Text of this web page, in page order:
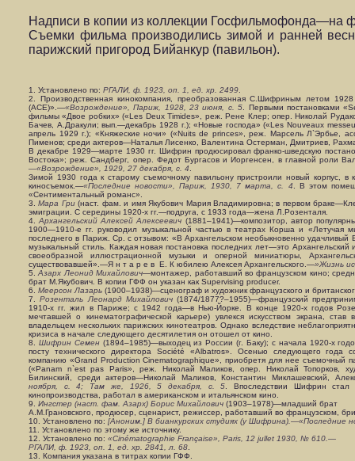
Надписи в копии из коллекции Госфильмофонда—на
Съемки фильма производились зимой и ранней
парижский пригород Бийанкур (павильон).
1. Установлено по: РГАЛИ, ф. 1923, оп. 1, ед. хр. 2499
2. Производственная кинокомпания, преобразованная С.Шифриным летом
(АСЕ)».—«Возрождение», Париж, 1928, 23 июня, с. 5 . Первыми постановками
фильмы «Двое робких» («Les Deux Timides», реж. Рене Клер; опер. Николай
Бачев, А.Дракули; вып.—декабрь 1928 г.); «Новые господа» («Les Nouveaux
апрель 1929 г.); «Княжеские ночи» («Nuits de princes», реж. Марсель Л`Эрбье,
Пименов; среди актеров—Наталья Лисенко, Валентина Остерман, Дмитриев,
В декабре 1929—марте 1930 гг. Шифрин продюсировал франко-шведскую
Востока»; реж. Сандберг, опер. Федот Бургасов и Иоргенсен, в главной роли
—«Возрождение», 1929, 27 декабря, с. 4
Зимой 1930 года к старому съемочному павильону пристроили новый корпус, в
киносъемок.—«Последние новости», Париж, 1930, 7 марта, с. 4 . В этом
«Сентиментальный романс».
3.Мара Гри(наст. фам. и имя Якубович Мария Владимировна; в первом
эмиграции. С середины 1920-х гг.—подруга, с 1933 года—жена Л.Розенталя.
4.Архангельский Алексей Алексеевич (1881–1941)—композитор, автор
1900—1910-е гг. руководил музыкальной частью в театрах Корша и «Летучая
последнего в Париж. Ср. с отзывом: «В Архангельском необыкновенно удачливый
музыкальный стиль. Каждая новая постановка последних лет—это
своеобразной иллюстрационной музыки и оперной миниатюры,
существовавшей».—Я н т а р е в Е. К юбилею Алексея Архангельского.—»Жизнь
5.Азарх Леонид Михайлович—монтажер, работавший во французском кино;
брат М.Якубович. В копии ГФФ он указан как Supervising producer.
6. Меерсон Лазарь (1900–1938)—сценограф и художник французского и
7.Розенталь Леонард Михайлович(1874/1877?–1955)—французский
1910-х гг. жил в Париже; с 1942 года—в Нью-Йорке. В конце 1920-х годов
мечтавшей о кинематографической карьере) увлекся искусством экрана,
владельцем нескольких парижских кинотеатров. Однако вследствие
кризиса в начале следующего десятилетия он отошел от кино.
8. Шифрин Семен(1894–1985)—выходец из России (г. Баку); с начала 1920-х
посту технического директора Société «Albatros». Осенью следующего года
компанию «Grand Production Cinematographique», приобретя для нее съемочный
(«Panam n`est pas Paris», реж. Николай Маликов, опер. Николай Топорков,
Билинский, среди актеров—Николай Маликов, Константин Миклашевский,
ноября, с. 4; Там же, 1926, 5 декабря, с. 5 . Впоследствии Шифрин стал
кинопроизводства, работал в американском и итальянском кино.
9. Ингстер (наст. фам. Азарх) Борис Михайлович (1903–1978)—младший брат
А.М.Грановского, продюсер, сценарист, режиссер, работавший во французском,
10. Установлено по: [Аноним.] В бианкурских студиях (у Шифрина).—«Последние
11. Установлено по этому же источнику.
12. Установлено по: «Cinématographie Française», Paris, 12 jullet 1930, № 610.—
РГАЛИ, ф. 1923, оп. 1, ед. хр. 2841, л. 68
13. Компания указана в титрах копии ГФФ.